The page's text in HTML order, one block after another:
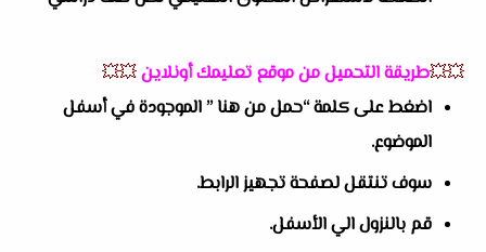
💥💥طريقة التحميل من موقع تعليمك أونلاين💥💥
اضغط على كلمة “حمل من هنا ” الموجودة في أسفل
الموضوع.
سوف تنتقل لصفحة تجهيز الرابط.
قم بالنزول الي الأسفل.